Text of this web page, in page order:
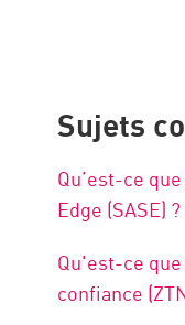
Sujets
Qu’est-ce
Edge (SASE) ?
Qu'est-ce
confiance